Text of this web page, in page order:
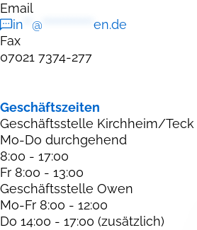
Email
in
@
en.de
Fax
07021 7374-277
Geschäftszeiten
Geschäftsstelle Kirchheim/Teck
Mo-Do durchgehend
8:00 - 17:00
Fr 8:00 - 13:00
Geschäftsstelle Owen
Mo-Fr 8:00 - 12:00
Do 14:00 - 17:00 (zusätzlich)